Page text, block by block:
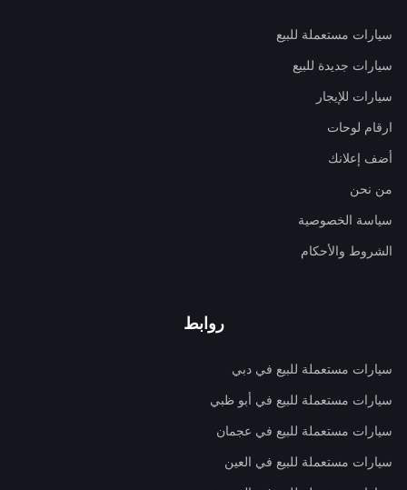
سيارات مستعملة للبيع
سيارات جديدة للبيع
سيارات للإيجار
ارقام لوحات
أضف إعلانك
من نحن
سياسة الخصوصية
الشروط والأحكام
روابط
سيارات مستعملة للبيع في دبي
سيارات مستعملة للبيع في أبو ظبي
سيارات مستعملة للبيع في عجمان
سيارات مستعملة للبيع في العين